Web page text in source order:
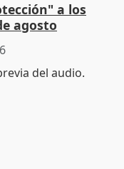
a los
agosto